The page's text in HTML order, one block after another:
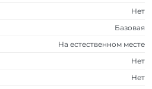
Нет
Базовая
На естественном месте
Нет
Нет